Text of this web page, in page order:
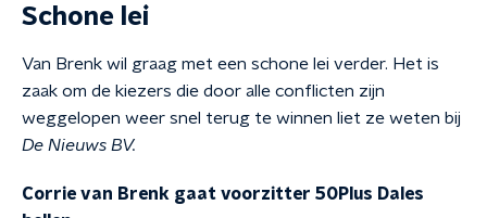
Schone lei
Van Brenk wil graag met een schone lei verder. Het is
zaak om de kiezers die door alle conflicten zijn
weggelopen weer snel terug te winnen liet ze weten bij
De Nieuws BV.
Corrie van Brenk gaat voorzitter 50Plus Dales